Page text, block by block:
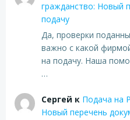
гражданство: Новый
подачу
Да, проверки
важно с какой
на подачу. Наша
…
Сергей к Подача на
Новый перечень